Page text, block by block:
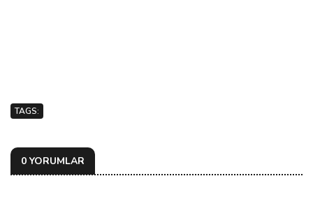
TAGS:
0 YORUMLAR